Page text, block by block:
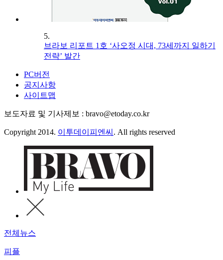
5.
브라보 리포트 1호 ‘사오정 시대, 73세까지 일하기
전략’ 발간
PC버전
공지사항
사이트맵
보도자료 및 기사제보 : bravo@etoday.co.kr
Copyright 2014. 이투데이피엔씨 . All rights reserved
전체뉴스
피플